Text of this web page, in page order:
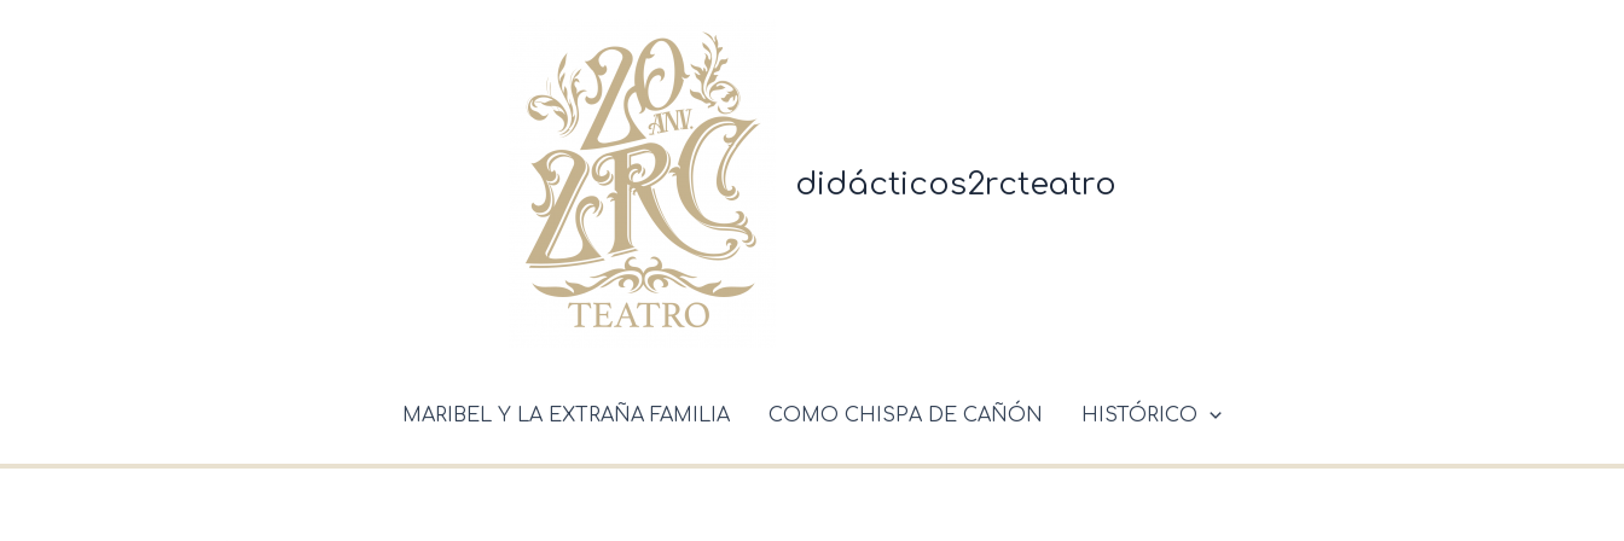
didácticos2rcteatro
MARIBEL Y LA EXTRAÑA FAMILIA COMO CHISPA DE CAÑÓN HISTÓRICO